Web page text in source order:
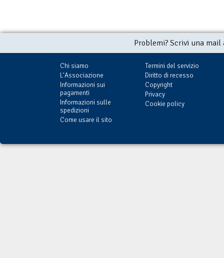
Problemi? Scrivi una
Chi siamo
L'Associazione
Informazioni sui
pagamenti
Informazioni sulle
spedizioni
Come usare il sito
Termini del servizio
Diritto di recesso
Copyright
Privacy
Cookie policy